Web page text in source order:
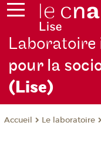
pour la
(Lise)
Accueil Le laboratoire